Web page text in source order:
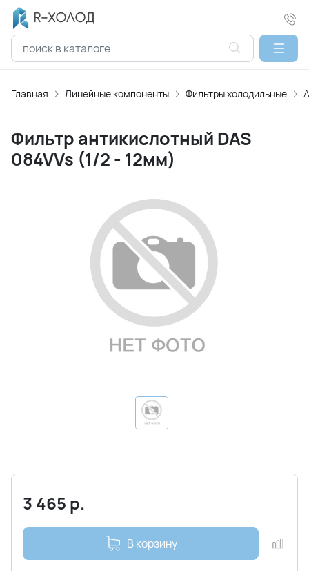
Главная Линейные компоненты Фильтры холодильные
Фильтр антикислотный DAS
084VVs (1/2 - 12мм)
3 465 р.
В корзину